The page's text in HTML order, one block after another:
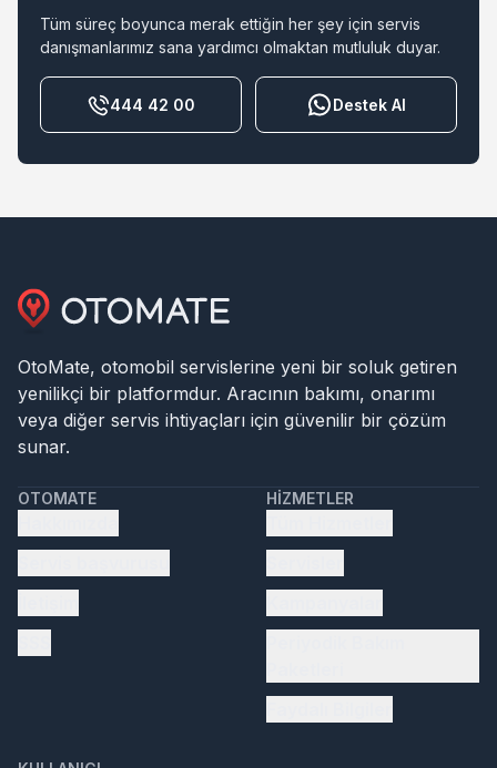
Tüm süreç boyunca merak ettiğin her şey için servis
danışmanlarımız sana yardımcı olmaktan mutluluk duyar.
444 42 00 Destek Al
OtoMate, otomobil servislerine yeni bir soluk getiren
yenilikçi bir platformdur. Aracının bakımı, onarımı
veya diğer servis ihtiyaçları için güvenilir bir çözüm
sunar.
OTOMATE HIZMETLER